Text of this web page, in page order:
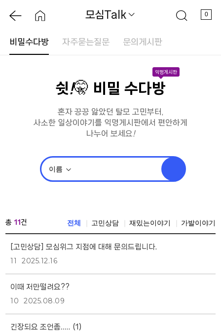
0
모심Talk
비밀수다방 자주묻는질문 문의게시판
익명게시판
쉿!🤫 비밀 수다방
혼자 끙끙 앓았던 탈모 고민부터,
사소한 일상이야기를 익명게시판에서 편안하게
나누어 보세요!
총 11건 전체 고민상담 재밌는이야기 가발이야기
[고민상담] 모심위그 지점에 대해 문의드립니다.
11
2025.12.16
이때 저만떨려요??
10
2025.08.09
긴장되요 조언좀..... (1)